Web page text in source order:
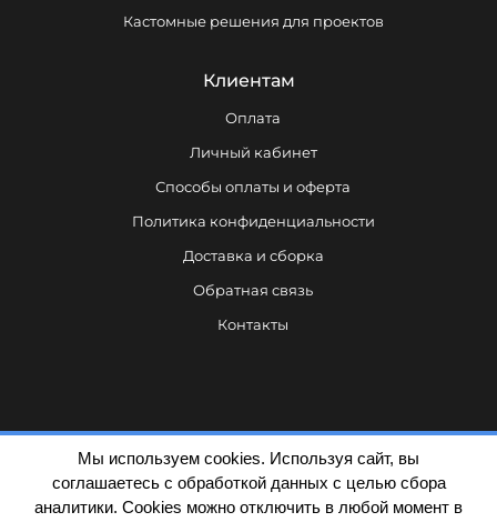
Кастомные решения для проектов
Клиентам
Оплата
Личный кабинет
Способы оплаты и оферта
Политика конфиденциальности
Доставка и сборка
Обратная связь
Контакты
Политика конфиденциальности
Мы используем cookies. Используя сайт, вы
соглашаетесь с обработкой данных с целью сбора
аналитики. Cookies можно отключить в любой момент в